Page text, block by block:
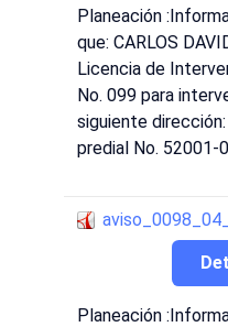
Planeación
que: CARLOS
Licencia de
No. 099 para
siguiente
predial No. 52001-
Planeación